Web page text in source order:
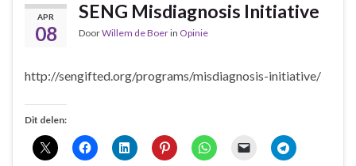
APR
08
SENG Misdiagnosis Initiative
DoorWillem de Boerin Opinie
http://sengifted.org/programs/misdiagnosis-initiative/
Dit delen: